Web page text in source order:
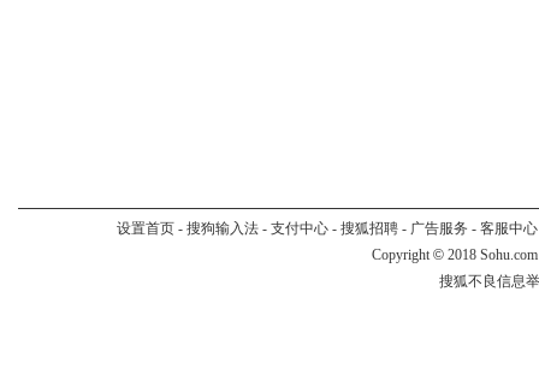
设置首页- 搜狗输入法- 支付中心- 搜狐招聘- 广告服务 - 客服中心
Copyright © 2018
搜狐不良信息